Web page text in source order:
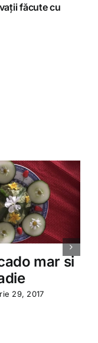
făcute cu
mar si
29, 2017